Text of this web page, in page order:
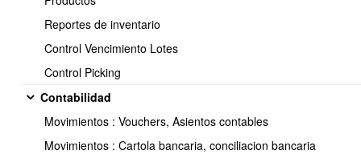
Reportes de inventario
Control Vencimiento Lotes
Control Picking
Contabilidad
Movimientos : Vouchers, Asientos contables
Movimientos : Cartola bancaria, conciliacion bancaria
Notificaciones:
OBUMA le permite configurar notificaciones o acciones cuando hay
cambio de estados en un documento.